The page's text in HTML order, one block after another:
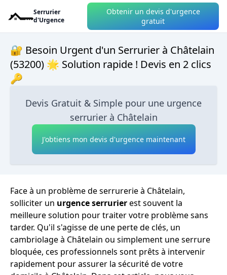
Serrurier
d'Urgence
Obtenir un devis d'urgence
gratuit
🔐 Besoin Urgent d'un Serrurier à Châtelain
(53200) 🌟 Solution rapide ! Devis en 2 clics
🔑
Devis Gratuit & Simple pour une urgence
serrurier à Châtelain
J'obtiens mon devis d'urgence maintenant
Face à un problème de serrurerie à Châtelain,
solliciter un urgence serrurierest souvent la
meilleure solution pour traiter votre problème sans
tarder. Qu'il s'agisse de une perte de clés, un
cambriolage à Châtelain ou simplement une serrure
bloquée, ces professionnels sont prêts à intervenir
rapidement pour assurer la sécurité de votre